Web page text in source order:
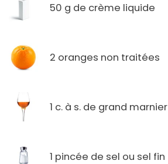
50 g de crème liquide
2 oranges non traitées
1 c. à s. de grand marnier
1 pincée de sel ou sel fin